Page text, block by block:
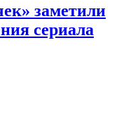
заметили
сериала